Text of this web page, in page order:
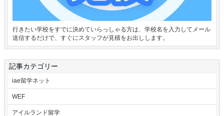
行きたい学校をすでに決めていらっしゃる方は、学校名を入力してメール
送信するだけで、すぐにスタッフが見積をお出しします。
記事カテゴリー
iae留学ネット
WEF
アイルランド留学